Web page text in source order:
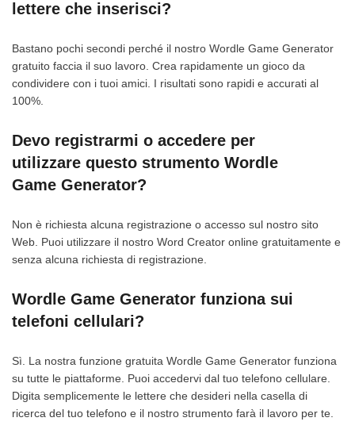
lettere che inserisci?
Bastano pochi secondi perché il nostro Wordle Game Generator
gratuito faccia il suo lavoro. Crea rapidamente un gioco da
condividere con i tuoi amici. I risultati sono rapidi e accurati al
100%.
Devo registrarmi o accedere per
utilizzare questo strumento Wordle
Game Generator?
Non è richiesta alcuna registrazione o accesso sul nostro sito
Web. Puoi utilizzare il nostro Word Creator online gratuitamente e
senza alcuna richiesta di registrazione.
Wordle Game Generator funziona sui
telefoni cellulari?
Sì. La nostra funzione gratuita Wordle Game Generator funziona
su tutte le piattaforme. Puoi accedervi dal tuo telefono cellulare.
Digita semplicemente le lettere che desideri nella casella di
ricerca del tuo telefono e il nostro strumento farà il lavoro per te.